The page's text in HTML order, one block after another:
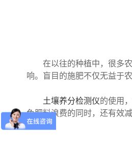
在以往的种植中，很多农
响。盲目的施肥不仅无益于
土壤养分检测仪的使用
免肥料浪费的同时，还有效